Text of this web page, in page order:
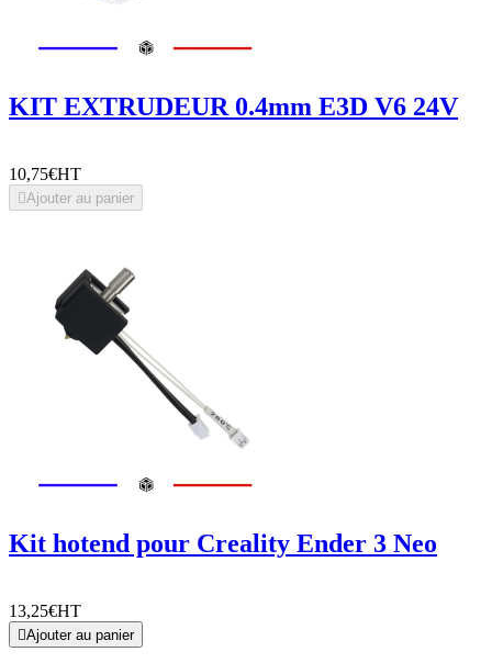
KIT EXTRUDEUR 0.4mm E3D V6 24V
10,75€HT
Ajouter au panier
Kit hotend pour Creality Ender 3 Neo
13,25€HT
Ajouter au panier